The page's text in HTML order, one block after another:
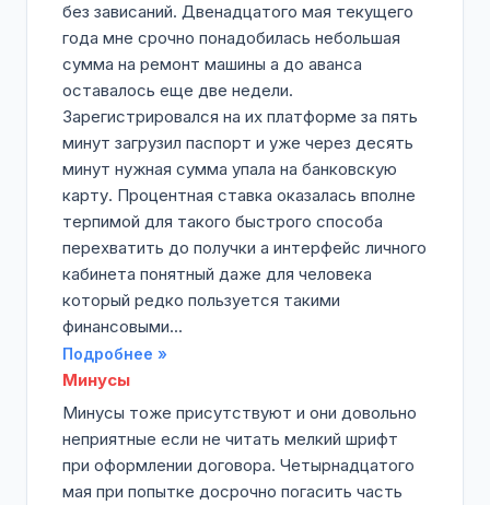
без зависаний. Двенадцатого мая текущего
года мне срочно понадобилась небольшая
сумма на ремонт машины а до аванса
оставалось еще две недели.
Зарегистрировался на их платформе за пять
минут загрузил паспорт и уже через десять
минут нужная сумма упала на банковскую
карту. Процентная ставка оказалась вполне
терпимой для такого быстрого способа
перехватить до получки а интерфейс личного
кабинета понятный даже для человека
который редко пользуется такими
финансовыми...
Подробнее »
Минусы
Минусы тоже присутствуют и они довольно
неприятные если не читать мелкий шрифт
при оформлении договора. Четырнадцатого
мая при попытке досрочно погасить часть